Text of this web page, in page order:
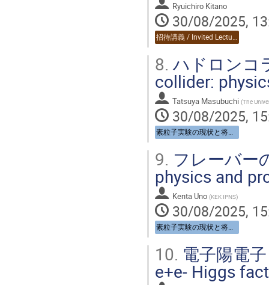
Ryuichiro Kitano
30/08/2025,
招待講義 / Invited Lecture
8. ハドロンコ
collider:
Tatsuya Masubuchi (The
30/08/2025,
素粒子実験の現状と将来 / Particle physics: Now and Future
9. フレーバー
physics and
Kenta Uno (KEK IPNS)
30/08/2025,
素粒子実験の現状と将来 / Particle physics: Now and Future
10. 電子陽電
e+e- Higgs